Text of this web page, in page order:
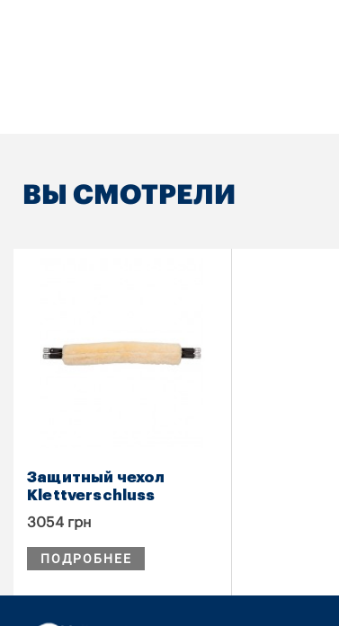
ВЫ СМОТРЕЛИ
Защитный чехол
Klettverschluss
3054 грн
ПОДРОБНЕЕ